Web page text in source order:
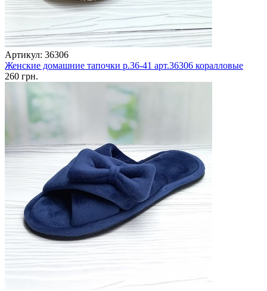
Артикул: 36306
Женские домашние тапочки р.36-41 арт.36306 коралловые
260 грн.